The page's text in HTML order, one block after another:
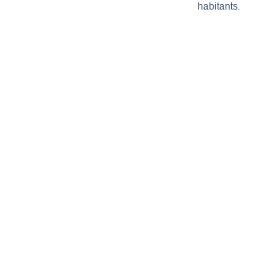
habitants.